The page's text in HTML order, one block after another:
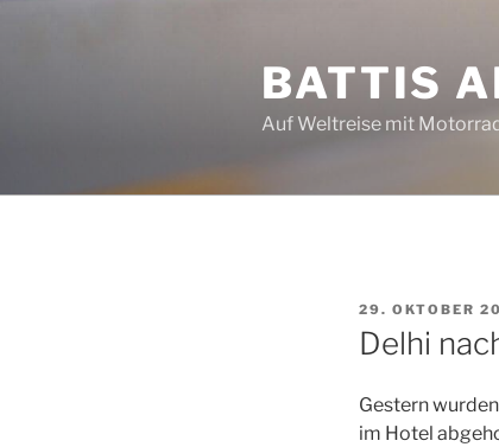
BATTIS
Auf Weltreise mit
AM
29. OKTOBER
Delhi
Gestern
im Hotel